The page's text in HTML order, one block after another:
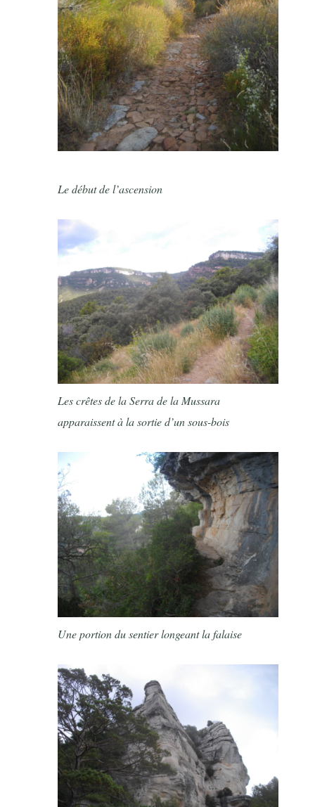
Le début de l’ascension
Les crêtes de la Serra de la Mussara
apparaissent à la sortie d’un sous-bois
Une portion du sentier longeant la falaise